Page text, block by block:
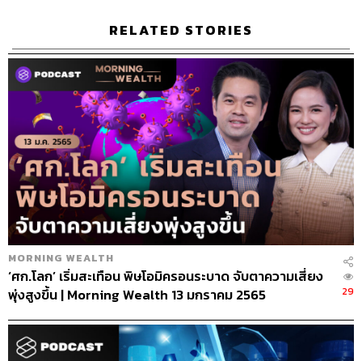
RELATED STORIES
MORNING WEALTH
‘ศก.โลก’ เริ่มสะเทือน พิษโอมิครอนระบาด จับตาความเสี่ยง
พุ่งสูงขึ้น | Morning Wealth 13 มกราคม 2565
29